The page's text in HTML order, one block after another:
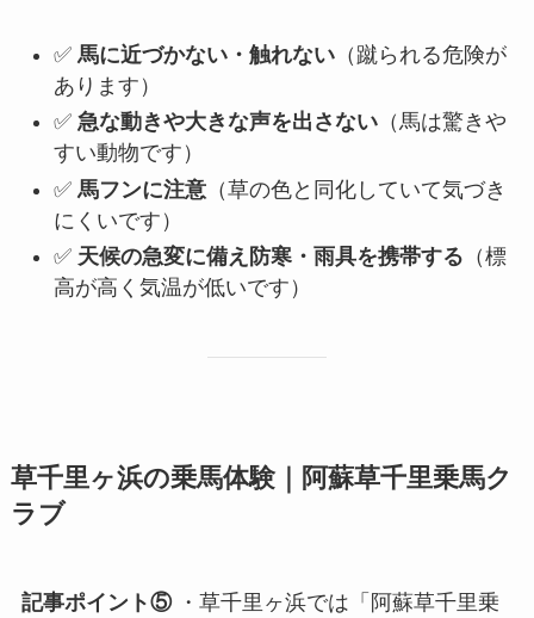
✅ 馬に近づかない・触れない（蹴られる危険が
あります）
✅ 急な動きや大きな声を出さない（馬は驚きや
すい動物です）
✅ 馬フンに注意（草の色と同化していて気づき
にくいです）
✅ 天候の急変に備え防寒・雨具を携帯する （標
高が高く気温が低いです）
草千里ヶ浜の乗馬体験｜阿蘇草千里乗馬ク
ラブ
記事ポイント⑤・草千里ヶ浜では「阿蘇草千里乗